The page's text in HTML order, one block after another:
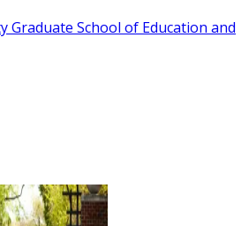
Graduate School of Education and